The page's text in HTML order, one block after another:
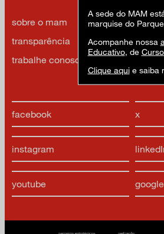
facebook x
instagram
youtube
sobre o mam
transparência
trabalhe conosco
A sede do MAM
marquise do
Acompanhe nossa
Educativo, de
Clique aquie saiba